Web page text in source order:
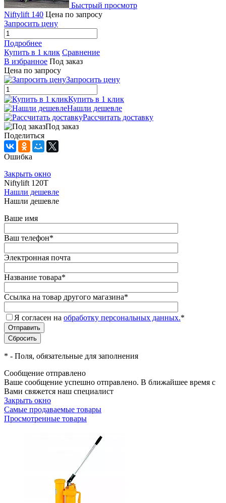
Быстрый просмотр
Niftylift 140 Цена по запросу
Запросить цену
Подробнее
Купить в 1 клик Сравнение
В избранное Под заказ
Цена по запросу
Запросить цену
Купить в 1 клик
Нашли дешевле
Рассчитать доставку
Под заказ
Поделиться
Ошибка
Закрыть окно
Niftylift 120T
Нашли дешевле
Нашли дешевле
Ваше имя
Ваш телефон*
Электронная почта
Название товара*
Ссылка на товар другого магазина*
Я согласен на обработку персональных данных.*
* - Поля, обязательные для заполнения
Сообщение отправлено
Ваше сообщение успешно отправлено. В ближайшее время с
Вами свяжется наш специалист
Закрыть окно
Самые продаваемые товары
Просмотренные товары